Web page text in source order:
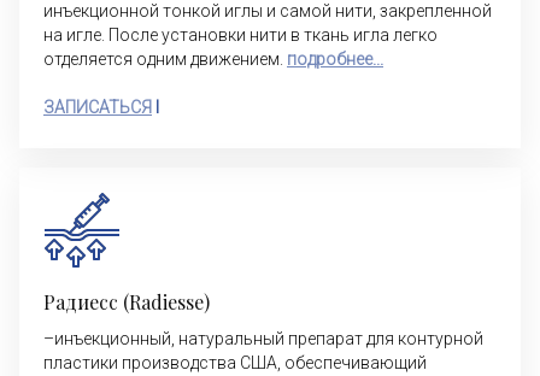
инъекционной тонкой иглы и самой нити, закрепленной
на игле. После установки нити в ткань игла легко
отделяется одним движением. подробнее...
ЗАПИСАТЬСЯ
Радиесс (Radiesse)
–инъекционный, натуральный препарат для контурной
пластики производства США, обеспечивающий